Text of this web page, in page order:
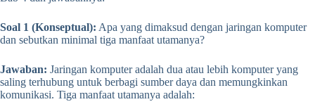
Soal 1 (Konseptual): Apa yang dimaksud dengan jaringan komputer
dan sebutkan minimal tiga manfaat utamanya?
Jawaban: Jaringan komputer adalah dua atau lebih komputer yang
saling terhubung untuk berbagi sumber daya dan memungkinkan
komunikasi. Tiga manfaat utamanya adalah: